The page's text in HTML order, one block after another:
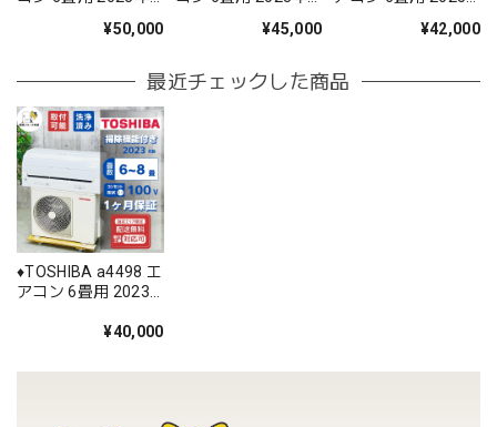
¥50,000 ¥45,000 ¥42,000
最近チェックした商品
♦️TOSHIBA a4498 エ
アコン 6畳用 2023
¥40,000